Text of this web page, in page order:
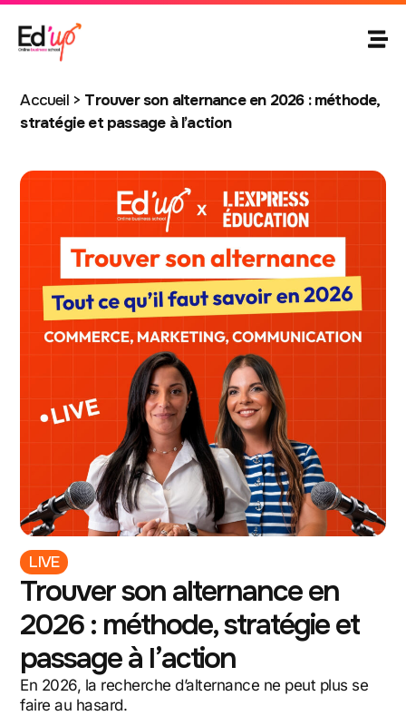
Accueil> Trouver son alternance en 2026 : méthode,
stratégie et passage à l’action
LIVE
Trouver son alternance en
2026 : méthode, stratégie et
passage à l’action
En 2026, la recherche d’alternance ne peut plus se
faire au hasard.